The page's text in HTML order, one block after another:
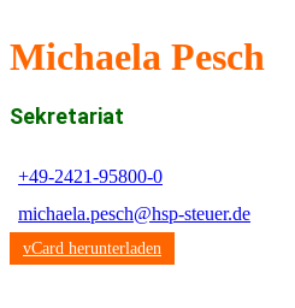
Michaela Pesch
Sekre­ta­riat
+49-2421-95800-0
michaela.pesch@hsp-steuer.de
vCard herunterladen